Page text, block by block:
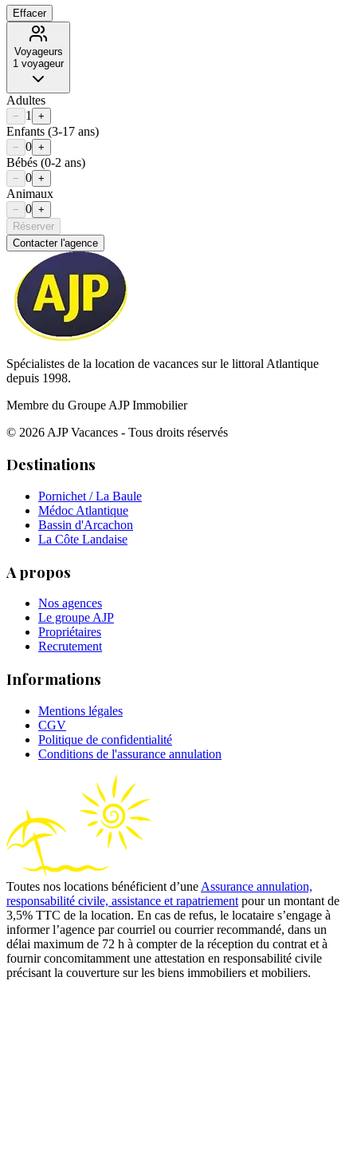
Effacer
Voyageurs
1 voyageur
Adultes
− 1 +
Enfants (3-17 ans)
− 0 +
Bébés (0-2 ans)
− 0 +
Animaux
− 0 +
Réserver
Contacter l'agence
Spécialistes de la location de vacances sur le littoral Atlantique
depuis 1998.
Membre du Groupe AJP Immobilier
© 2026 AJP Vacances - Tous droits réservés
Destinations
Pornichet / La Baule
Médoc Atlantique
Bassin d'Arcachon
La Côte Landaise
A propos
Nos agences
Le groupe AJP
Propriétaires
Recrutement
Informations
Mentions légales
CGV
Politique de confidentialité
Conditions de l'assurance annulation
Toutes nos locations bénéficient d’une Assurance annulation,
responsabilité civile, assistance et rapatriement pour un montant de
3,5% TTC de la location. En cas de refus, le locataire s’engage à
informer l’agence par courriel ou courrier recommandé, dans un
délai maximum de 72 h à compter de la réception du contrat et à
fournir concomitamment une attestation en responsabilité civile
précisant la couverture sur les biens immobiliers et mobiliers.